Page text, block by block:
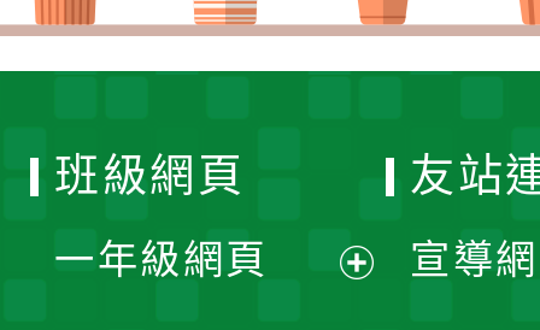
班級網頁
一年級網頁
友站
宣導